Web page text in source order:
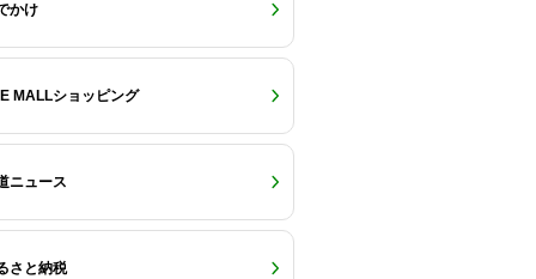
かけ
MALLショッピング
ニュース
さと納税